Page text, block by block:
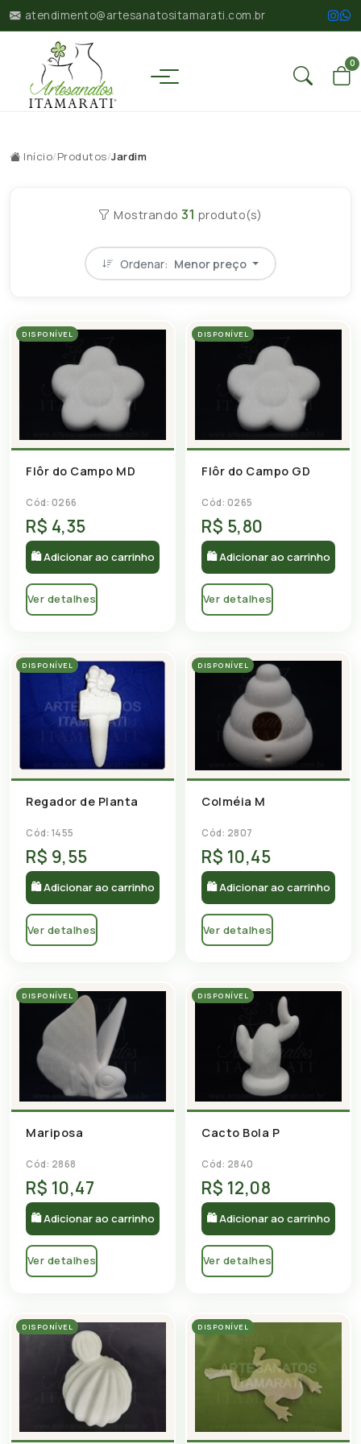
atendimento@artesanatositamarati.com.br
0
Início/Produtos/Jardim
Mostrando31 produto(s)
Ordenar: Menor preço
DISPONÍVEL
Flôr do Campo MD
Cód: 0266
R$ 4,35
🛍 Adicionar ao carrinho
Ver detalhes
DISPONÍVEL
Flôr do Campo GD
Cód: 0265
R$ 5,80
🛍 Adicionar ao carrinho
Ver detalhes
DISPONÍVEL
Regador de Planta
Cód: 1455
R$ 9,55
🛍 Adicionar ao carrinho
Ver detalhes
DISPONÍVEL
Colméia M
Cód: 2807
R$ 10,45
🛍 Adicionar ao carrinho
Ver detalhes
DISPONÍVEL
Mariposa
Cód: 2868
R$ 10,47
🛍 Adicionar ao carrinho
Ver detalhes
DISPONÍVEL
Cacto Bola P
Cód: 2840
R$ 12,08
🛍 Adicionar ao carrinho
Ver detalhes
DISPONÍVEL DISPONÍVEL